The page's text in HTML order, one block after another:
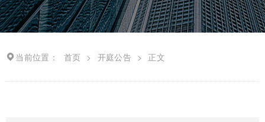
当前位置： 首页 > 开庭公告 > 正文